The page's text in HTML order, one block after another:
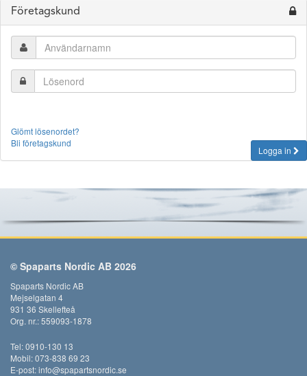
Företagskund
Glömt lösenordet?
Bli företagskund
Logga in
© Spaparts Nordic AB 2026
Spaparts Nordic AB
Mejselgatan 4
931 36 Skellefteå
Org. nr.: 559093-1878
Tel: 0910-130 13
Mobil: 073-838 69 23
E-post:info@spapartsnordic.se